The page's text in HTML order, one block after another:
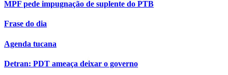
MPF pede impugnação de suplente do PTB
Frase do dia
Agenda tucana
Detran: PDT ameaça deixar o governo